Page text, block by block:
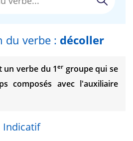
du verbe : décoller
un verbe du 1er groupe qui se
composés avec l'auxiliaire
Indicatif